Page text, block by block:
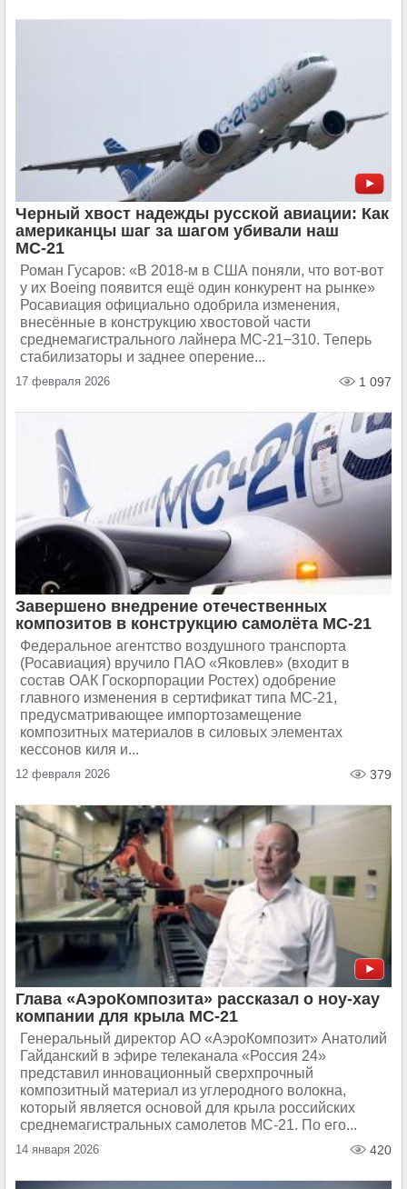
Черный хвост надежды русской авиации: Как
американцы шаг за шагом убивали наш
МС-21
Роман Гусаров: «В 2018-м в США поняли, что вот-вот
у их Boeing появится ещё один конкурент на рынке»
Росавиация официально одобрила изменения,
внесённые в конструкцию хвостовой части
среднемагистрального лайнера МС-21−310. Теперь
стабилизаторы и заднее оперение...
17 февраля 2026 1 097
Завершено внедрение отечественных
композитов в конструкцию самолёта МС-21
Федеральное агентство воздушного транспорта
(Росавиация) вручило ПАО «Яковлев» (входит в
состав ОАК Госкорпорации Ростех) одобрение
главного изменения в сертификат типа МС-21,
предусматривающее импортозамещение
композитных материалов в силовых элементах
кессонов киля и...
12 февраля 2026 379
Глава «АэроКомпозита» рассказал о ноу-хау
компании для крыла МС-21
Генеральный директор АО «АэроКомпозит» Анатолий
Гайданский в эфире телеканала «Россия 24»
представил инновационный сверхпрочный
композитный материал из углеродного волокна,
который является основой для крыла российских
среднемагистральных самолетов МС-21. По его...
14 января 2026 420